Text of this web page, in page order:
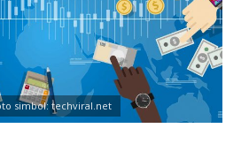
simbol: techviral.net